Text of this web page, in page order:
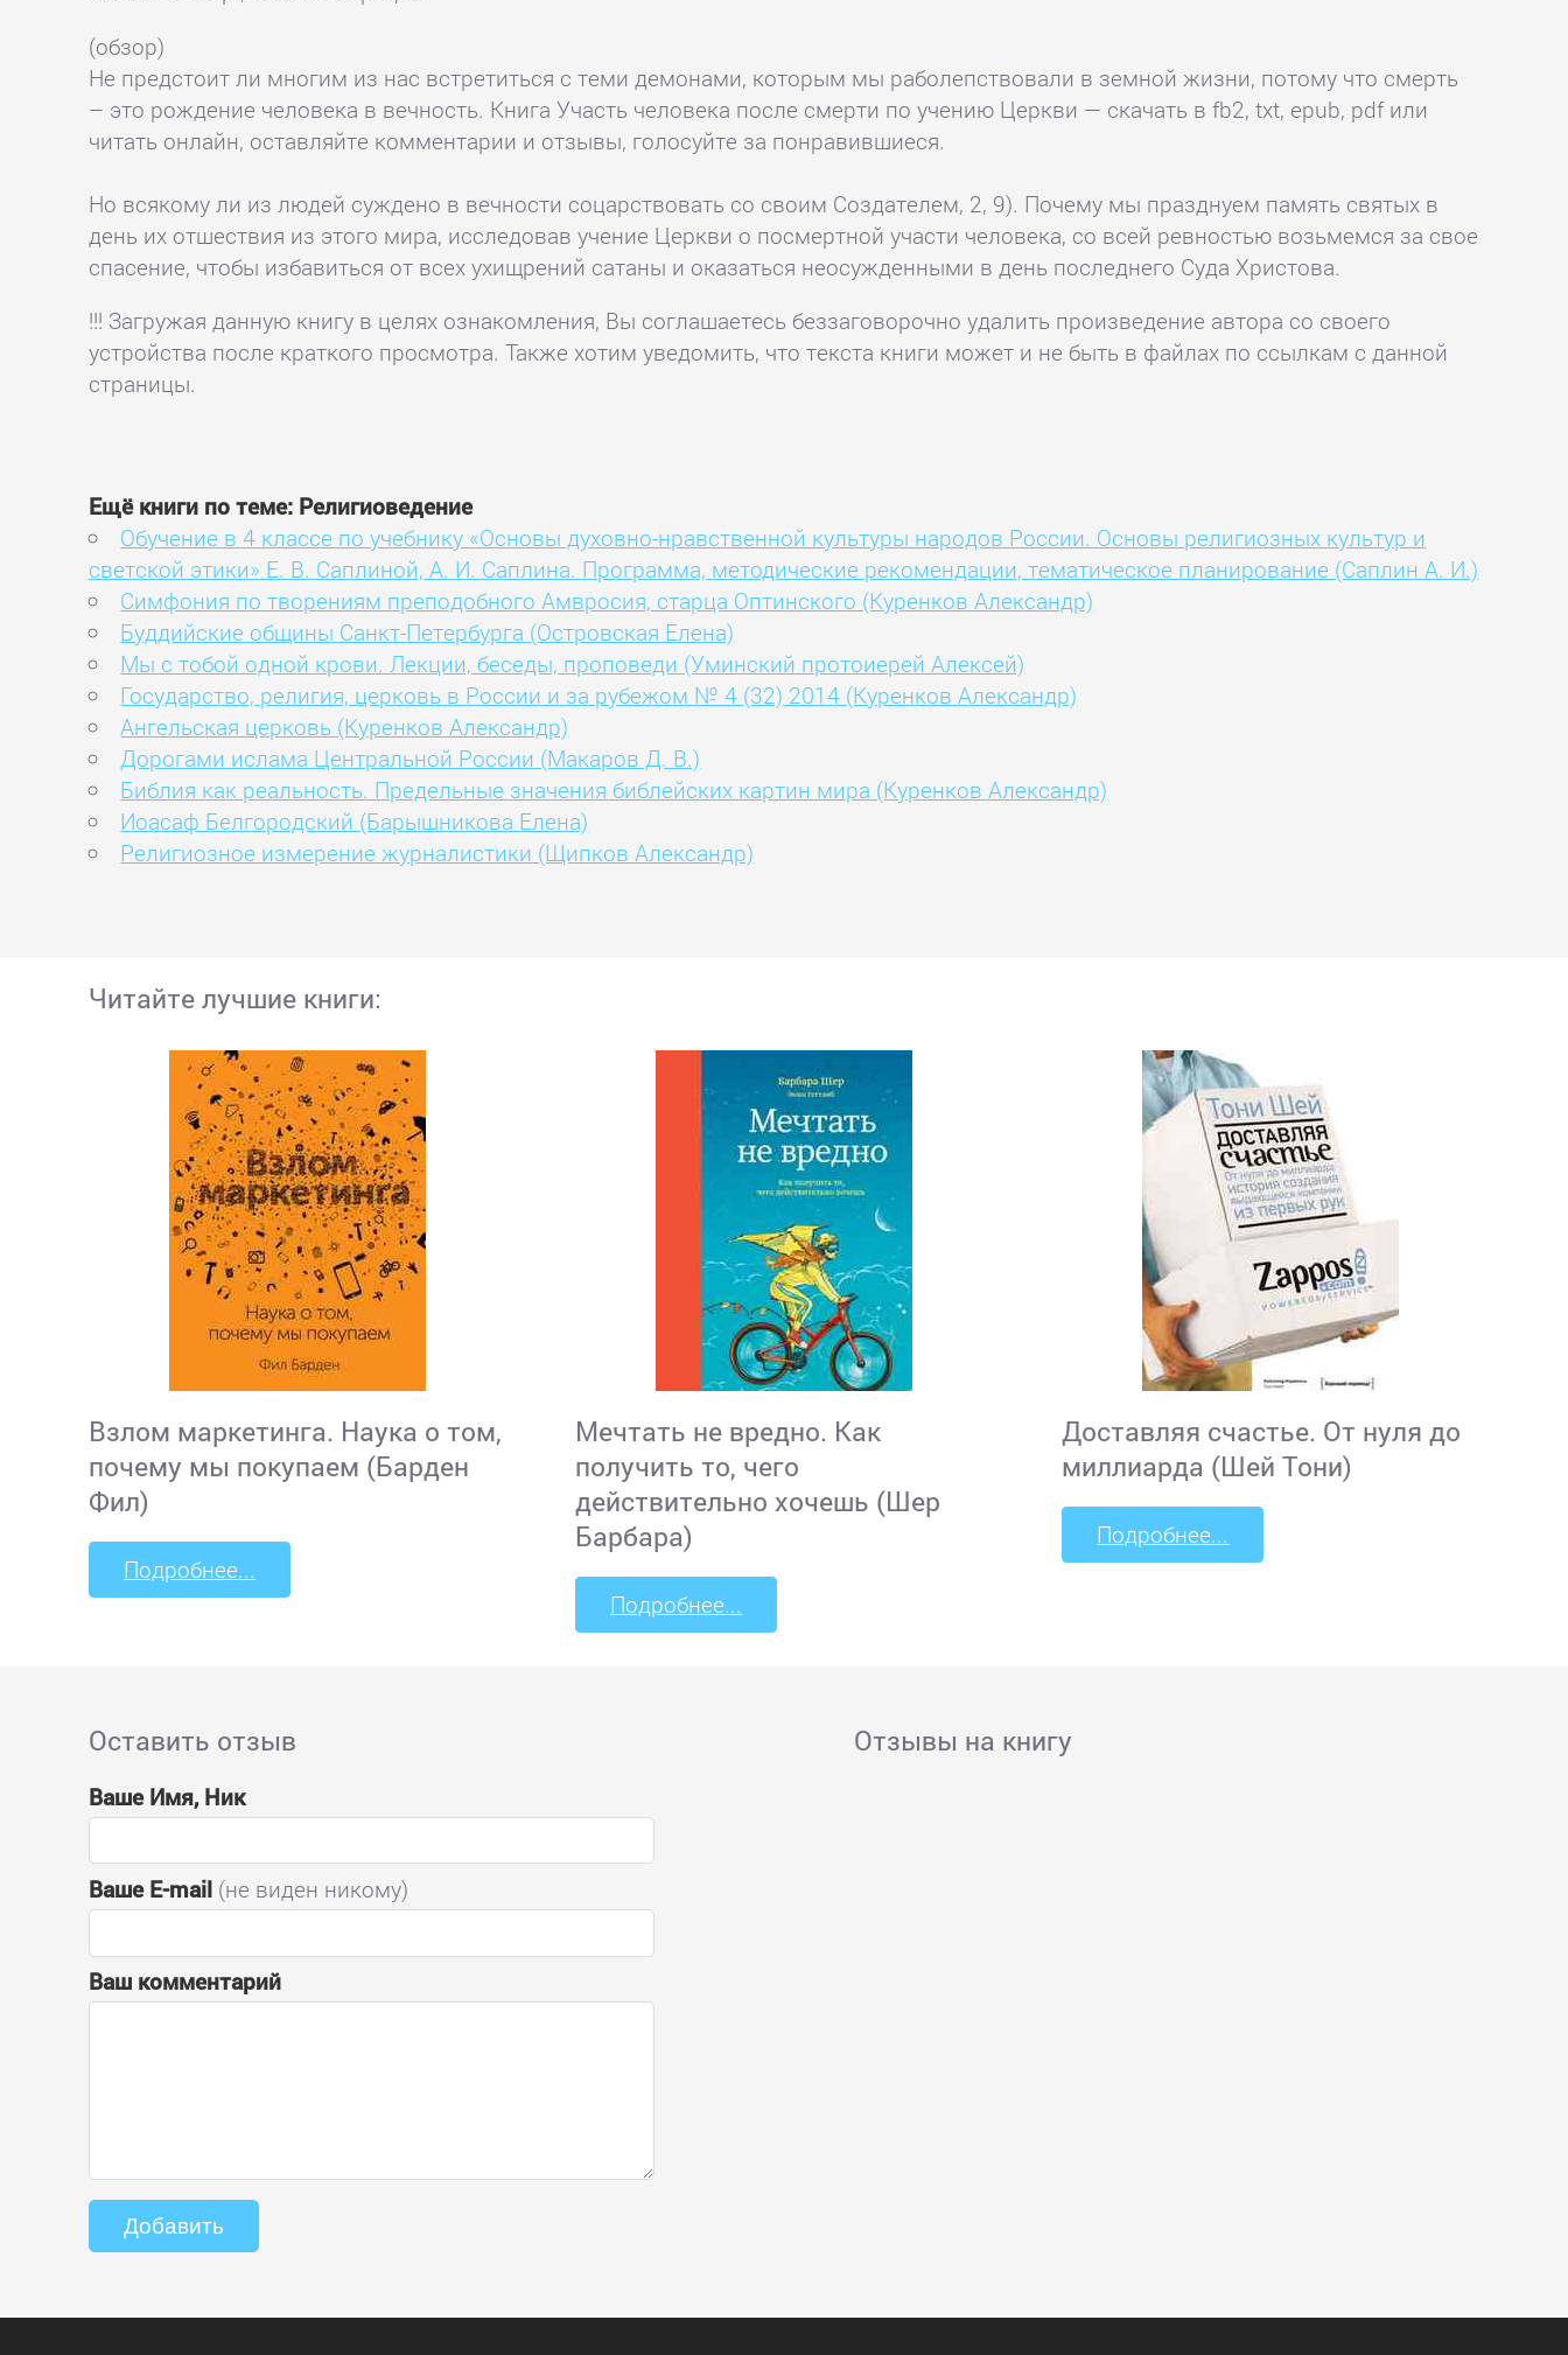
(обзор)
Не предстоит ли многим из нас встретиться с теми демонами, которым мы раболепствовали в земной жизни, потому что смерть
– это рождение человека в вечность. Книга Участь человека после смерти по учению Церкви — скачать в fb2, txt, epub, pdf или
читать онлайн, оставляйте комментарии и отзывы, голосуйте за понравившиеся.
Но всякому ли из людей суждено в вечности соцарствовать со своим Создателем, 2, 9). Почему мы празднуем память святых в
день их отшествия из этого мира, исследовав учение Церкви о посмертной участи человека, со всей ревностью возьмемся за свое
спасение, чтобы избавиться от всех ухищрений сатаны и оказаться неосужденными в день последнего Суда Христова.
!!! Загружая данную книгу в целях ознакомления, Вы соглашаетесь беззаговорочно удалить произведение автора со своего
устройства после краткого просмотра. Также хотим уведомить, что текста книги может и не быть в файлах по ссылкам с данной
страницы.
Ещё книги по теме: Религиоведение
Обучение в 4 классе по учебнику «Основы духовно-нравственной культуры народов России. Основы религиозных культур и
светской этики» Е. В. Саплиной, А. И. Саплина. Программа, методические рекомендации, тематическое планирование (Саплин А. И.)
Симфония по творениям преподобного Амвросия, старца Оптинского (Куренков Александр)
Буддийские общины Санкт-Петербурга (Островская Елена)
Мы с тобой одной крови. Лекции, беседы, проповеди (Уминский протоиерей Алексей)
Государство, религия, церковь в России и за рубежом № 4 (32) 2014 (Куренков Александр)
Ангельская церковь (Куренков Александр)
Дорогами ислама Центральной России (Макаров Д. В.)
Библия как реальность. Предельные значения библейских картин мира (Куренков Александр)
Иоасаф Белгородский (Барышникова Елена)
Религиозное измерение журналистики (Щипков Александр)
Читайте лучшие книги:
Взлом маркетинга. Наука о том,
почему мы покупаем (Барден
Фил)
Подробнее...
Мечтать не вредно. Как
получить то, чего
действительно хочешь (Шер
Барбара)
Подробнее...
Доставляя счастье. От нуля до
миллиарда (Шей Тони)
Подробнее...
Оставить отзыв
Ваше Имя, Ник
Ваше E-mail (не виден никому)
Ваш комментарий
Отзывы на книгу